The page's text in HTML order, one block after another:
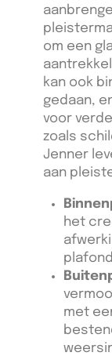
om een
kan ook
gedaan,
voor
zoals
Jenner
aan
het
met